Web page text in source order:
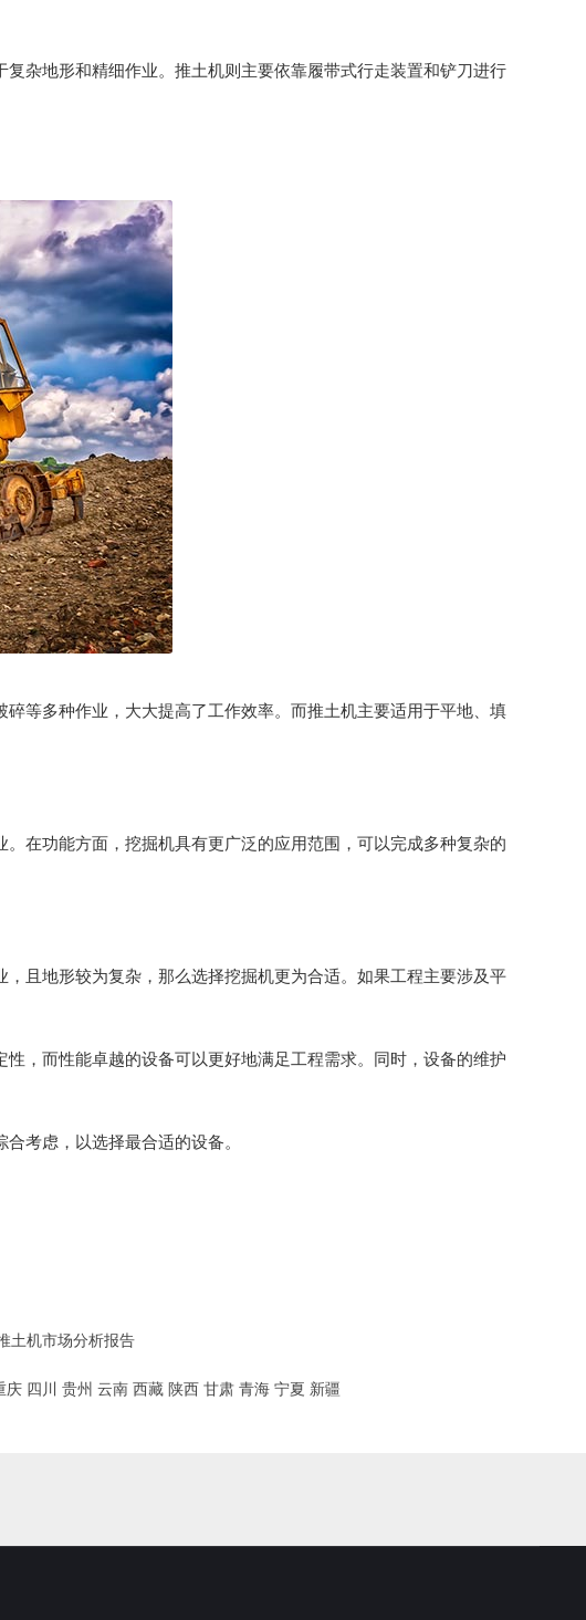
杂地形和精细作业。推土机则主要依靠履带式行走装置和铲刀进行
等多种作业，大大提高了工作效率。而推土机主要适用于平地、填
在功能方面，挖掘机具有更广泛的应用范围，可以完成多种复杂的
且地形较为复杂，那么选择挖掘机更为合适。如果工程主要涉及平
，而性能卓越的设备可以更好地满足工程需求。同时，设备的维护
考虑，以选择最合适的设备。
土机市场分析报告
庆 四川 贵州 云南 西藏 陕西 甘肃 青海 宁夏 新疆